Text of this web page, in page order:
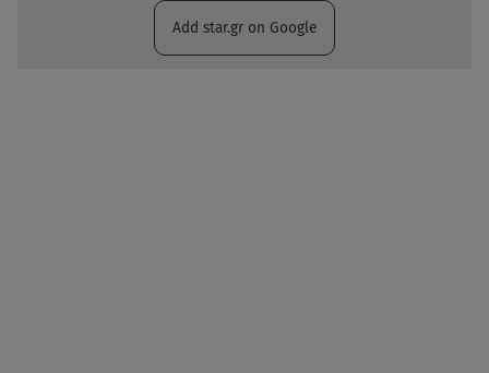
Add star.gr on Google